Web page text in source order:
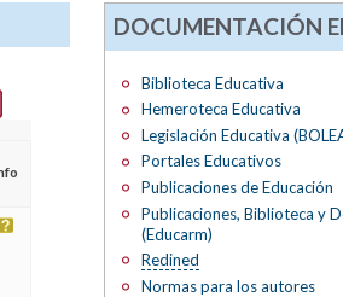
DOCUMENTACIÓN
Biblioteca Educativa
Hemeroteca Educativa
Legislación Educativa
Portales Educativos
Publicaciones de Educación
Publicaciones, Biblioteca y
(Educarm)
Redined
Normas para los autores